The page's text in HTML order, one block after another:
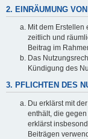
2. EINRÄUMUNG
Mit dem Erstellen
zeitlich und
Beitrag im
Das
Kündigung des
3. PFLICHTEN DES
Du erklärst mit
enthält, die
erklärst
Beiträgen